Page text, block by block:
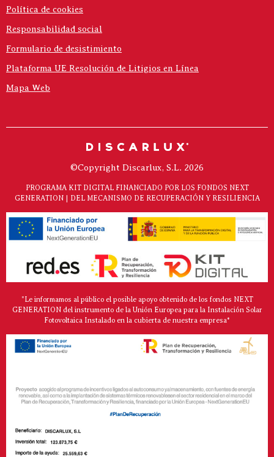
Política de cookies
Responsabilidad social
Formulario de desistimiento
Plataforma UE Resolución de Litigios en Línea
Mapa Web
©Copyright Discarlux, S.L. 2026
PROGRAMA KIT DIGITAL FINANCIADO POR LOS FONDOS NEXT
GENERATION | DEL MECANISMO DE RECUPERACIÓN Y RESILIENCIA
"Le informamos al público el posible apoyo obtenido de los fondos NEXT
GENERATION del instrumento de la Unión Europea para la Instalación Solar
Fotovoltaica Instalado en la cubierta de nuestra empresa*